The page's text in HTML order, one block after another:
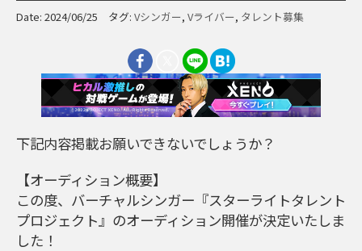
Date: 2024/06/25 タグ: Vシンガー, Vライバー, タレント募集
下記内容掲載お願いできないでしょうか？
【オーディション概要】
この度、バーチャルシンガー『スターライトタレント
プロジェクト』のオーディション開催が決定いたしま
した！